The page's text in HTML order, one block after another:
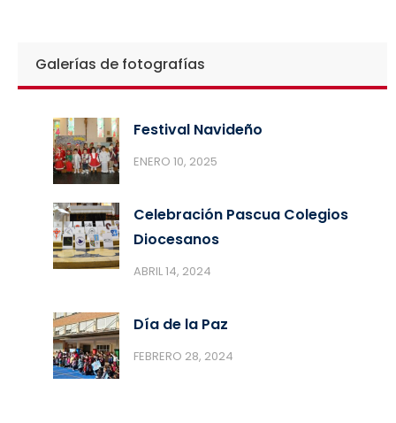
Galerías de fotografías
Festival Navideño
ENERO 10, 2025
Celebración Pascua Colegios
Diocesanos
ABRIL 14, 2024
Día de la Paz
FEBRERO 28, 2024